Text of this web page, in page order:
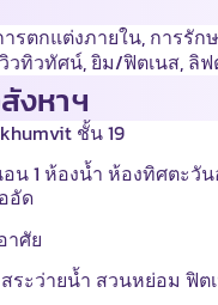
ารตกแต่งภายใน, การรัก
วทิวทัศน์,ยิม/ฟิตเนส, ลิ
งหาฯ
ชั้น 19
อน 1 ห้องน้ำ ห้องทิศตะ
อัด
าศัย
ระว่ายน้ำ สวนหย่อม ฟิต